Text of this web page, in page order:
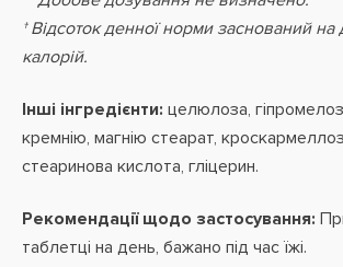
† Відсоток денної норми заснований на
калорій.
Інші інгредієнти: целюлоза,
кремнію, магнію стеарат,
стеаринова кислота, гліцерин.
Рекомендації щодо застосування:
таблетці на день, бажано під час їжі.